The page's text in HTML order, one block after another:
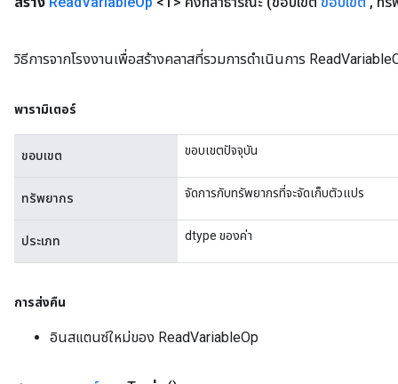
วิธีการจากโรงงานเพื่อสร้างคลาสที่รวมการดำเนินการ
พารามิเตอร์
ขอบเขต ขอบเขตปัจจุบัน
ทรัพยากร จัดการกับทรัพยากรที่จะจัดเก็บตัวแปร
ประเภท dtype ของค่า
การส่งคืน
อินสแตนซ์ใหม่ของ ReadVariableOp